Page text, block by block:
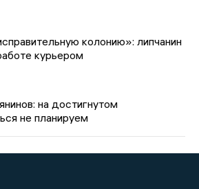
колонию»: липчанин
курьером
на достигнутом
не планируем